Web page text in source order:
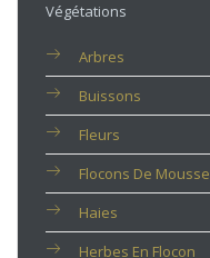
Végétations
Arbres
Buissons
Fleurs
Flocons De Mousse
Haies
Herbes En Flocon